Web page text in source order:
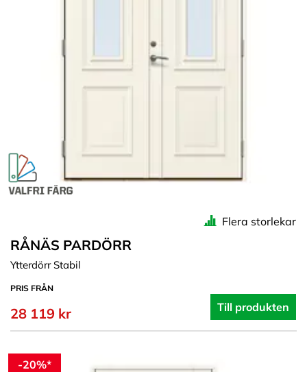
Flera storlekar
RÅNÄS PARDÖRR
Ytterdörr Stabil
PRIS FRÅN
28 119 kr Till produkten
-20%*